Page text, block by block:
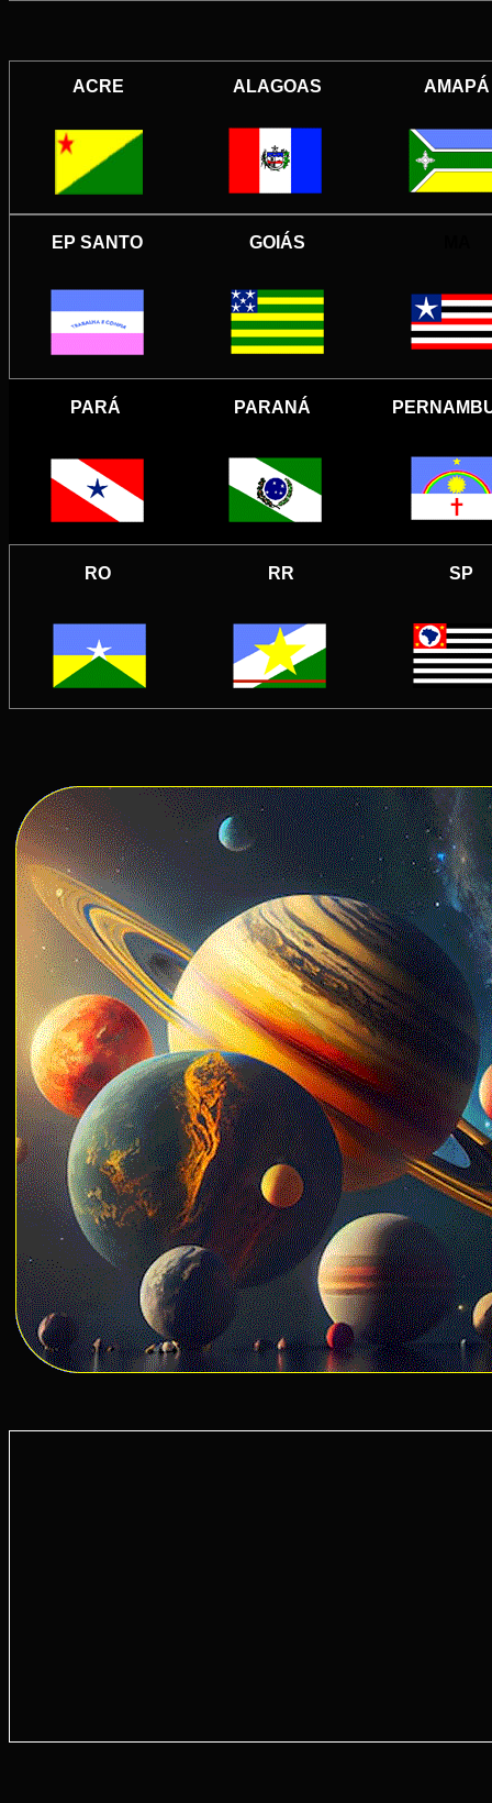
ACRE ALAGOAS AMAPÁ
EP SANTO GOIÁS
PARÁ PARANÁ
RO RR SP